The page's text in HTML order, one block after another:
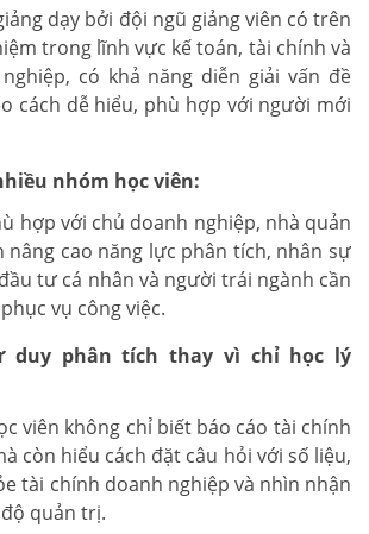
dạy bởi đội ngũ giảng viên có trên
trong lĩnh vực kế toán, tài chính và
có khả năng diễn giải vấn đề
cách dễ hiểu, phù hợp với người mới
nhóm học viên:
hợp với chủ doanh nghiệp, nhà quản
nâng cao năng lực phân tích, nhân sự
tư cá nhân và người trái ngành cần
vụ công việc.
duy phân tích thay vì chỉ học lý
viên không chỉ biết báo cáo tài chính
còn hiểu cách đặt câu hỏi với số liệu,
tài chính doanh nghiệp và nhìn nhận
quản trị.